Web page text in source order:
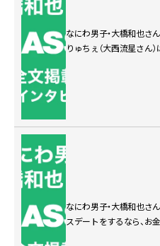
なにわ男子・大橋和也さ
りゅちぇ（大西流星さん
なにわ男子・大橋和也さ
スデートをするなら、お